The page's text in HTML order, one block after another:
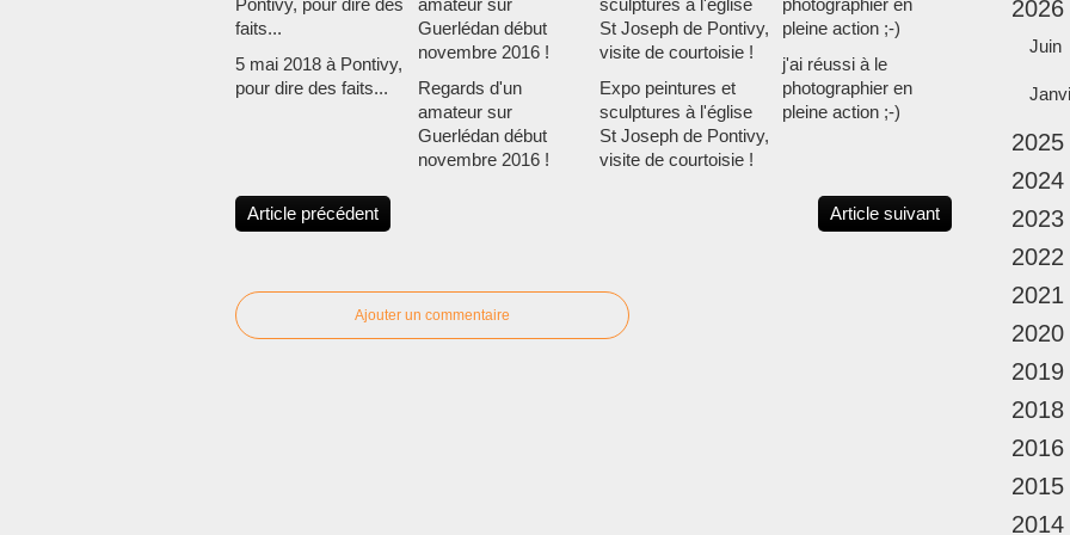
5 mai 2018 à Pontivy,
pour dire des faits...
Regards d'un
amateur sur
Guerlédan début
novembre 2016 !
Expo peintures et
sculptures à l'église
St Joseph de Pontivy,
visite de courtoisie !
j'ai réussi à le
photographier en
pleine action ;-)
Article précédent Article suivant
Ajouter un commentaire
2026
Juin
2025
2024
2023
2022
2021
2020
2019
2018
2016
2015
2014